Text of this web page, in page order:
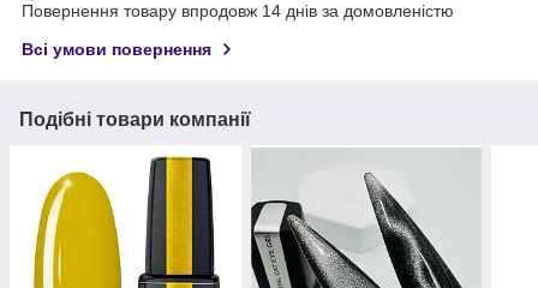
Повернення товару впродовж 14 днів за домовленістю
Всі умови повернення
Подібні товари компанії